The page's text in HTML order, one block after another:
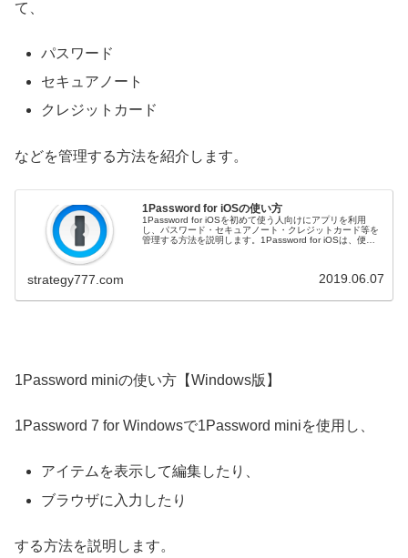
て、
パスワード
セキュアノート
クレジットカード
などを管理する方法を紹介します。
1Password for iOSの使い方
1Password for iOSを初めて使う人向けにアプリを利用
し、パスワード・セキュアノート・クレジットカード等を
管理する方法を説明します。1Password for iOSは、便利
strategy777.com 2019.06.07
1Password miniの使い方【Windows版】
1Password 7 for Windowsで1Password miniを使用し、
アイテムを表示して編集したり、
ブラウザに入力したり
する方法を説明します。